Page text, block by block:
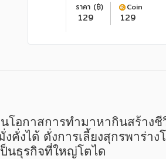
ราคา (฿)
129
Coin
129
อกาสการทำมาหากินสร้างชี
คั่งได้ ดั่งการเลี้ยงสุกรพาร่
นธุรกิจที่ใหญ่โตได